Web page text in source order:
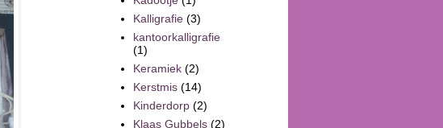
Kalligrafie (3)
kantoorkalligrafie
(1)
Keramiek (2)
Kerstmis (14)
Kinderdorp (2)
Klaas Gubbels (2)